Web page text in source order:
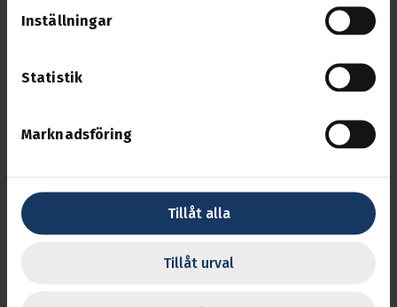
Inställningar
Statistik
Marknadsföring
Tillåt alla
Tillåt urval
Munskydd Eller Andningskydd
Ny Eller Ombyggnad
RDF Hantering I Svenska Hamnar
Risker Vid Lastning Lossning Organiskt Material
Snedlastade Lastbärarecontainer
Från Arbetsmiljöverket